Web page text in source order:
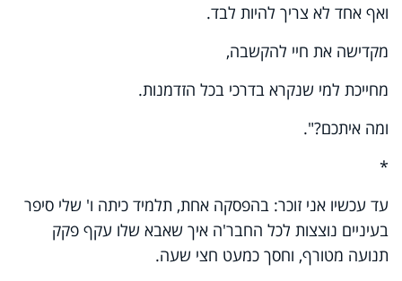
ואף אחד לא צריך להיות לבד.
מקדישה את חיי להקשבה,
מחייכת למי שנקרא בדרכי בכל הזדמנות.
ומה איתכם?
".
*
עד עכשיו אני זוכר: בהפסקה אחת, תלמיד כיתה ו' שלי סיפר
בעיניים נוצצות לכל החבר'ה איך שאבא שלו עקף פקק
תנועה מטורף, וחסך כמעט חצי שעה.